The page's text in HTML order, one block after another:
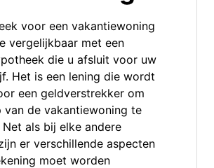
voor een vakantiewoning
vergelijkbaar met een
die u afsluit voor uw
Het is een lening die wordt
een geldverstrekker om
van de vakantiewoning te
als bij elke andere
er verschillende aspecten
moet worden